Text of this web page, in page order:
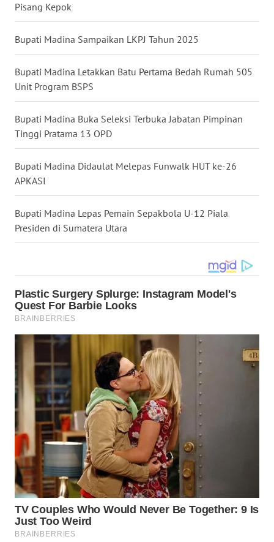
Pisang Kepok
Bupati Madina Sampaikan LKPJ Tahun 2025
Bupati Madina Letakkan Batu Pertama Bedah Rumah 505
Unit Program BSPS
Bupati Madina Buka Seleksi Terbuka Jabatan Pimpinan
Tinggi Pratama 13 OPD
Bupati Madina Didaulat Melepas Funwalk HUT ke-26
APKASI
Bupati Madina Lepas Pemain Sepakbola U-12 Piala
Presiden di Sumatera Utara
MALUT
WN
DAIRI
WN
DANAU
TOBA
WN
WN
SELATAN
TANJUNG
WN
KARO
WN
SIMALUNGUN
WN
LABUHANBATU
WN
TAPANULI